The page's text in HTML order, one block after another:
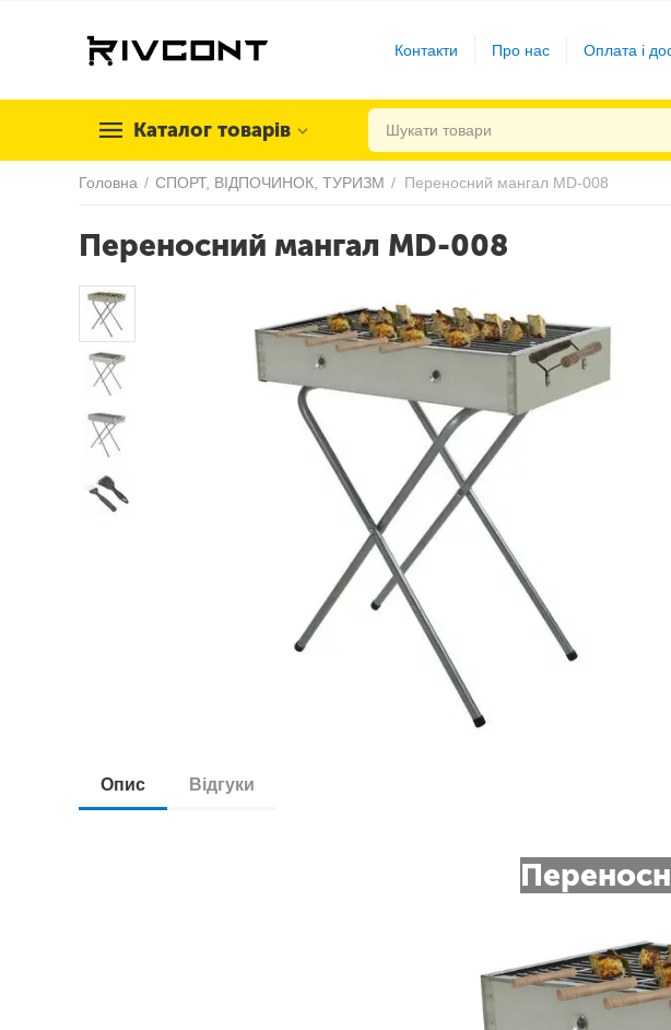
Контакти Про нас Оплата і
Каталог товарів
Головна / СПОРТ, ВІДПОЧИНОК, ТУРИЗМ / Переносний мангал MD-008
Переносний мангал MD-008
Опис Відгуки